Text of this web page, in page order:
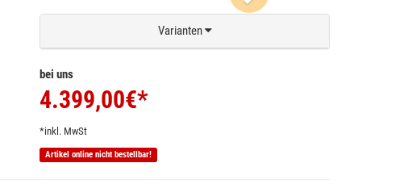
Varianten
bei uns
4.399,00€*
*inkl. MwSt
Artikel online nicht bestellbar!